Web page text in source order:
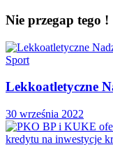
Nie przegap tego !
Sport
Lekkoatletyczne
30 września 2022